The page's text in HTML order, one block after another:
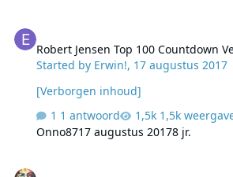
Robert Jensen Top 100 Countdown
Started by Erwin!, 17 augustus 2017
[Verborgen inhoud]
1 antwoord
1,5k
Onno8717 augustus 20178 jr.